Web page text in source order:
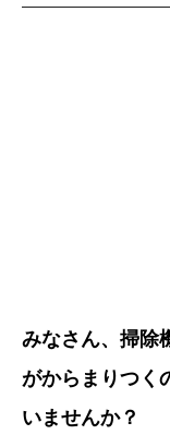
みなさん、掃除
がからまりつく
いませんか？